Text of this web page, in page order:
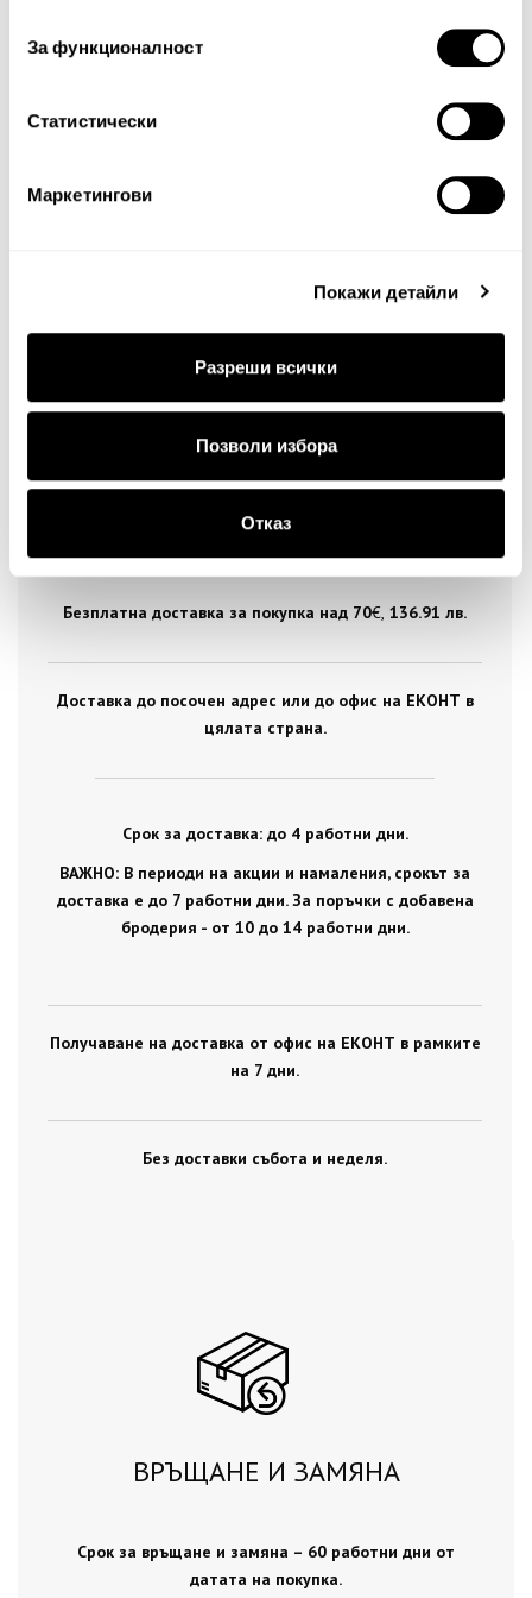
За функционалност
Статистически
Маркетингови
Покажи детайли
Разреши всички
Позволи избора
Отказ
ДОСТАВКА
цялата страна.
Безплатна доставка за покупка над 70€ , 136.91 лв.
Доставка до посочен адрес или до офис на ЕКОНТ в
цялата страна.
Срок за доставка: до 4 работни дни.
ВАЖНО: В периоди на акции и намаления, срокът за
доставка е до 7 работни дни. За поръчки с добавена
бродерия - от 10 до 14 работни дни.
Получаване на доставка от офис на ЕКОНТ в рамките
на 7 дни.
Без доставки събота и неделя.
ВРЪЩАНЕ И ЗАМЯНА
Срок за връщане и замяна – 60 работни дни от
датата на покупка.